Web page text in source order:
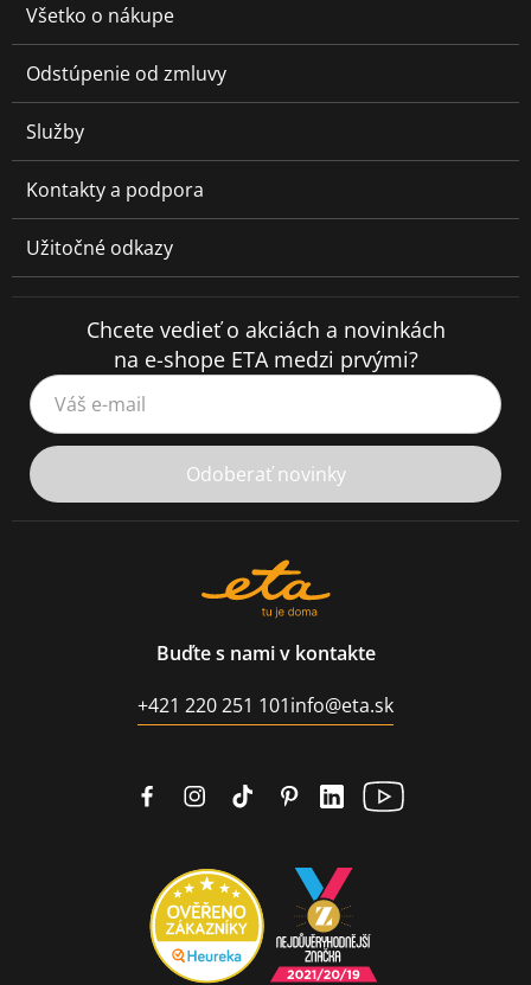
Všetko o nákupe
Odstúpenie od zmluvy
Služby
Kontakty a podpora
Užitočné odkazy
Chcete vedieť o akciách a novinkách
na e-shope ETA medzi prvými?
Váš e-mail
Odoberať novinky
Buďte s nami v kontakte
+421 220 251 101info@eta.sk